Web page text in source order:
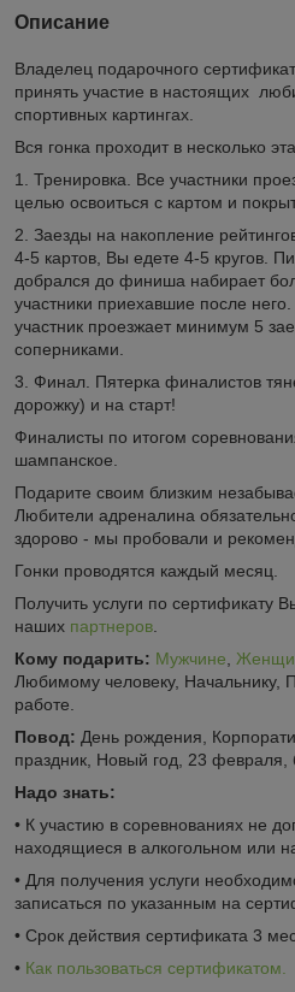
Описание
Владелец подарочного
принять участие в настоящих
спортивных картингах.
Вся гонка проходит в несколько
1. Тренировка. Все участники
целью освоиться с картом и
2. Заезды на накопление
4-5 картов, Вы едете 4-5 кругов.
добрался до финиша набирает
участники приехавшие после
участник проезжает минимум 5
соперниками.
3. Финал. Пятерка финалистов
дорожку) и на старт!
Финалисты по итогом
шампанское.
Подарите своим близким
Любители адреналина
здорово - мы пробовали и
Гонки проводятся каждый месяц.
Получить услуги по сертификату
наших партнеров
Кому подарить: Мужчине
Любимому человеку, Начальнику,
работе.
Повод: День рождения,
праздник, Новый год, 23 февраля,
Надо знать:
• К участию в соревнованиях не
находящиеся в алкогольном или
• Для получения услуги
записаться по указанным на
• Срок действия сертификата 3
• Как пользоваться сертификатом.